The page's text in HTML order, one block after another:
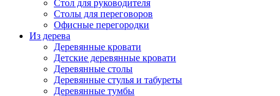
Стол для руководителя
Столы для переговоров
Офисные перегородки
Из дерева
Деревянные кровати
Детские деревянные кровати
Деревянные столы
Деревянные стулья и табуреты
Деревянные тумбы